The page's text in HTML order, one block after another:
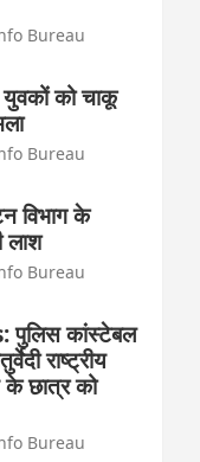
Bureau
को चाकू
Bureau
विभाग के
लाश
Bureau
कांस्टेबल
राष्ट्रीय
के छात्र को
Bureau